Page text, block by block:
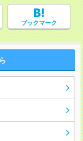
ブックマーク